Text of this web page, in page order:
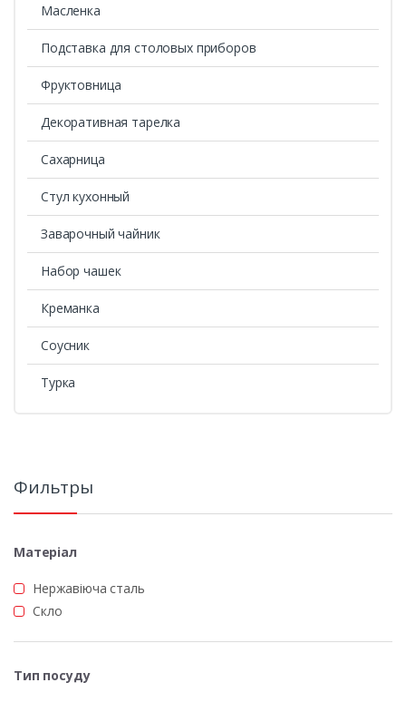
Масленка
Подставка для столовых приборов
Фруктовница
Декоративная тарелка
Сахарница
Стул кухонный
Заварочный чайник
Набор чашек
Креманка
Соусник
Турка
Фильтры
Матеріал
Нержавіюча сталь
Скло
Тип посуду